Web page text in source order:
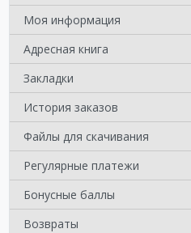
Моя информация
Адресная книга
Закладки
История заказов
Файлы для скачивания
Регулярные платежи
Бонусные баллы
Возвраты